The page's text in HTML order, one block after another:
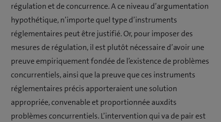
régulation et de concurrence. A ce niveau d’argumentation
hypothétique, n’importe quel type d’instruments
réglementaires peut être justifié. Or, pour imposer des
mesures de régulation, il est plutôt nécessaire d’avoir une
preuve empiriquement fondée de l’existence de problèmes
concurrentiels, ainsi que la preuve que ces instruments
réglementaires précis apporteraient une solution
appropriée, convenable et proportionnée auxdits
problèmes concurrentiels. L’intervention qui va de pair est